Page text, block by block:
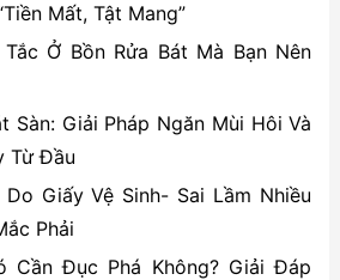
Mất, Tật Mang”
Ở Bồn Rửa Bát Mà Bạn Nên
Sàn: Giải Pháp Ngăn Mùi Hôi Và
Từ Đầu
Giấy Vệ Sinh- Sai Lầm Nhiều
Phải
Cần Đục Phá Không? Giải Đáp